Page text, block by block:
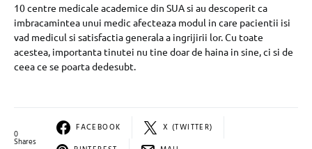
10 centre medicale academice din SUA si au descoperit ca
imbracamintea unui medic afecteaza modul in care pacientii isi
vad medicul si satisfactia generala a ingrijirii lor. Cu toate
acestea, importanta tinutei nu tine doar de haina in sine, ci si de
ceea ce se poarta dedesubt.
0
Shares
FACEBOOK
X (TWITTER)